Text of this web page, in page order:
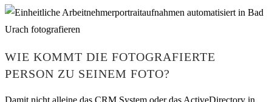
WIE KOMMT DIE FOTOGRAFIERTE
PERSON ZU SEINEM FOTO?
Damit nicht alleine das CRM System oder das ActiveDirectory in